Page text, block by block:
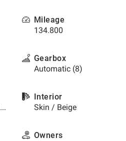
Mileage
134.800
Gearbox
Automatic (8)
Rosso Energia / Metallized
Interior
Skin / Beige
Owners